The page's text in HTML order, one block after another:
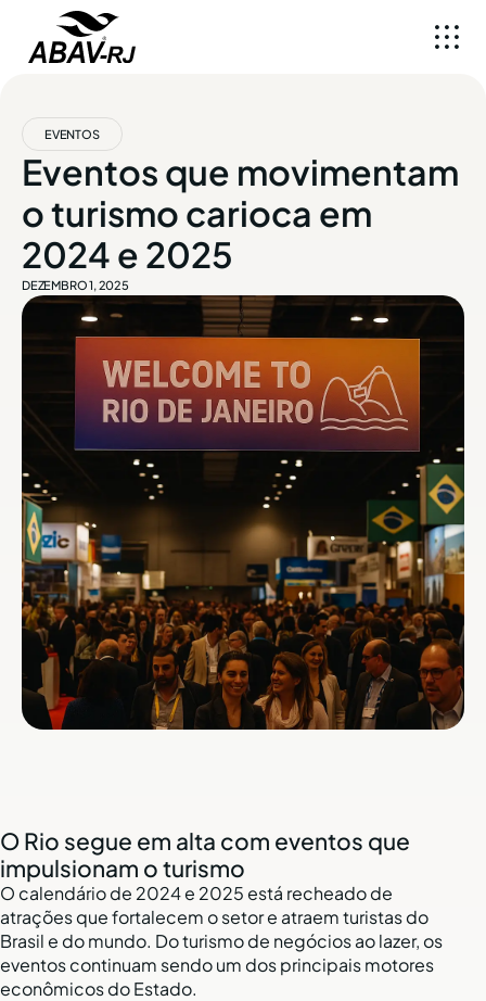
EVENTOS
Eventos que movimentam
o turismo carioca em
2024 e 2025
DEZEMBRO 1, 2025
O Rio segue em alta com eventos que
impulsionam o turismo
O calendário de 2024 e 2025 está recheado de
atrações que fortalecem o setor e atraem turistas do
Brasil e do mundo. Do turismo de negócios ao lazer, os
eventos continuam sendo um dos principais motores
econômicos do Estado.